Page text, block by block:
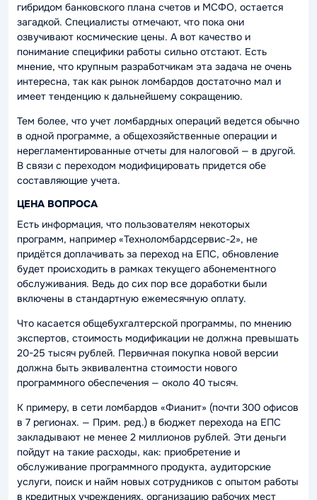
гибридом банковского плана счетов и МСФО, остается
загадкой. Специалисты отмечают, что пока они
озвучивают космические цены. А вот качество и
понимание специфики работы сильно отстают. Есть
мнение, что крупным разработчикам эта задача не очень
интересна, так как рынок ломбардов достаточно мал и
имеет тенденцию к дальнейшему сокращению.
Тем более, что учет ломбардных операций ведется обычно
в одной программе, а общехозяйственные операции и
нерегламентированные отчеты для налоговой — в другой.
В связи с переходом модифицировать придется обе
составляющие учета.
ЦЕНА ВОПРОСА
Есть информация, что пользователям некоторых
программ, например «Техноломбардсервис-2», не
придётся доплачивать за переход на ЕПС, обновление
будет происходить в рамках текущего абонементного
обслуживания. Ведь до сих пор все доработки были
включены в стандартную ежемесячную оплату.
Что касается общебухгалтерской программы, по мнению
экспертов, стоимость модификации не должна превышать
20-25 тысяч рублей. Первичная покупка новой версии
должна быть эквивалентна стоимости нового
программного обеспечения — около 40 тысяч.
К примеру, в сети ломбардов «Фианит» (почти 300 офисов
в 7 регионах. — Прим. ред.) в бюджет перехода на ЕПС
закладывают не менее 2 миллионов рублей. Эти деньги
пойдут на такие расходы, как: приобретение и
обслуживание программного продукта, аудиторские
услуги, поиск и найм новых сотрудников с опытом работы
в кредитных учреждениях, организацию рабочих мест